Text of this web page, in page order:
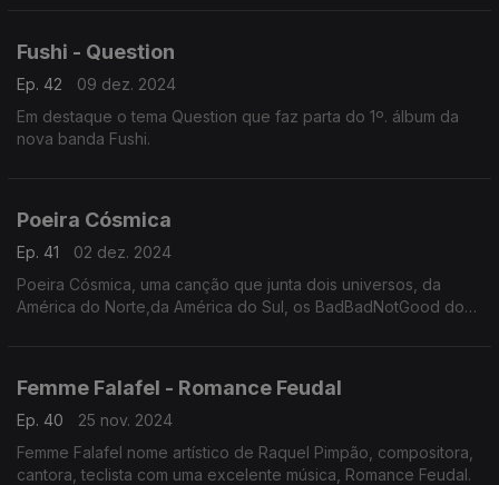
Fushi - Question
Ep. 42
09 dez. 2024
Em destaque o tema Question que faz parta do 1º. álbum da
nova banda Fushi.
Poeira Cósmica
Ep. 41
02 dez. 2024
Poeira Cósmica, uma canção que junta dois universos, da
América do Norte,da América do Sul, os BadBadNotGood do
Femme Falafel - Romance Feudal
Ep. 40
25 nov. 2024
Femme Falafel nome artístico de Raquel Pimpão, compositora,
cantora, teclista com uma excelente música, Romance Feudal.